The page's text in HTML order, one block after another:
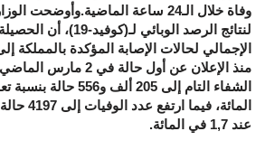
وفاة خلال الـ24 ساعة
لنتائج الرصد الوبائي
منذ الإعلان عن أول حالة
المائة،
عند 1,7 في المائة.